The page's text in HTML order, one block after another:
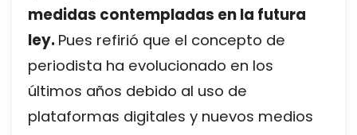
medidas contempladas en la futura
ley. Pues refirió que el concepto de
periodista ha evolucionado en los
últimos años debido al uso de
plataformas digitales y nuevos medios